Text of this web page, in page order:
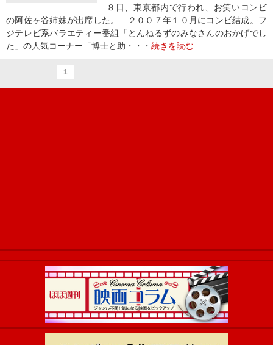
８日、東京都内で行われ、お笑いコンビ
の阿佐ヶ谷姉妹が出席した。 ２００７年１０月にコンビ結成。フ
ジテレビ系バラエティー番組「とんねるずのみなさんのおかげでし
た」の人気コーナー「博士と助・・・ 続きを読む
1